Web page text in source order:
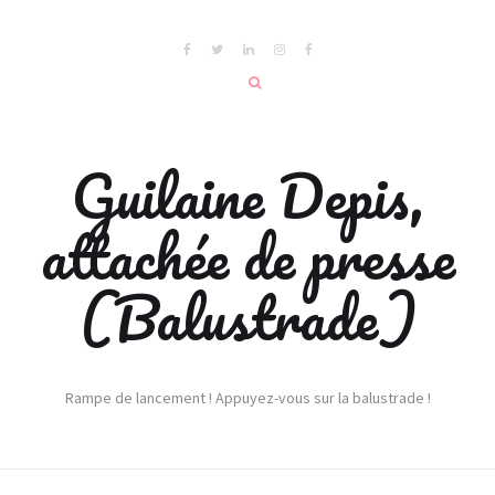
Guilaine Depis,
attachée de presse
(Balustrade)
Rampe de lancement ! Appuyez-vous sur la balustrade !